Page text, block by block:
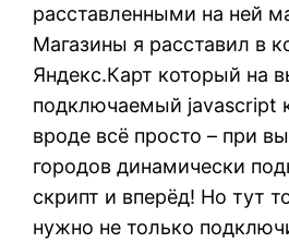
расставленными на ней
Магазины я расставил в
Яндекс.Карт который на
подключаемый javascript
вроде всё просто – при
городов динамически
скрипт и вперёд! Но тут
нужно не только